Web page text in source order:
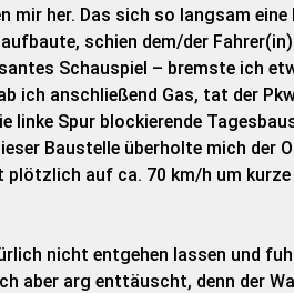
mir her. Das sich so langsam
schien dem/der
Schauspiel – bremste ich
ich anschließend Gas, tat der
linke Spur blockierende
Baustelle überholte mich der
plötzlich auf ca. 70 km/h um
nicht entgehen lassen und
aber arg enttäuscht, denn der